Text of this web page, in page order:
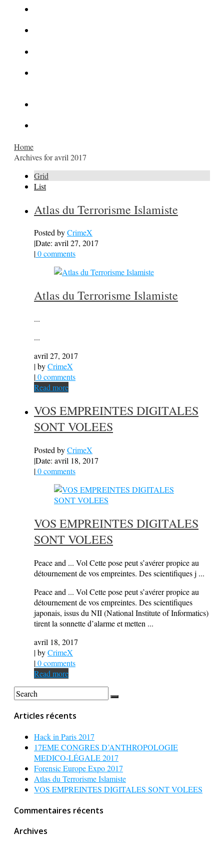
Home
Archives for avril 2017
Grid
List
Atlas du Terrorisme Islamiste
Posted byCrimeX
|Date: avril 27, 2017
|0 comments
Atlas du Terrorisme Islamiste
...
...
avril 27, 2017
| byCrimeX
|0 comments
Read more
VOS EMPREINTES DIGITALES
SONT VOLEES
Posted byCrimeX
|Date: avril 18, 2017
|0 comments
VOS EMPREINTES DIGITALES
SONT VOLEES
Peace and ... Vol Cette pose peut s’avérer propice au
détournement de vos empreintes. Des scientifiques j ...
Peace and ... Vol Cette pose peut s’avérer propice au
détournement de vos empreintes. Des scientifiques
japonais, issus du NII (National Institute of Informatics)
tirent la sonnette d’alarme et metten ...
avril 18, 2017
| byCrimeX
|0 comments
Read more
Articles récents
Hack in Paris 2017
17EME CONGRES D’ANTHROPOLOGIE
MEDICO-LÉGALE 2017
Forensic Europe Expo 2017
Atlas du Terrorisme Islamiste
VOS EMPREINTES DIGITALES SONT VOLEES
Commentaires récents
Archives